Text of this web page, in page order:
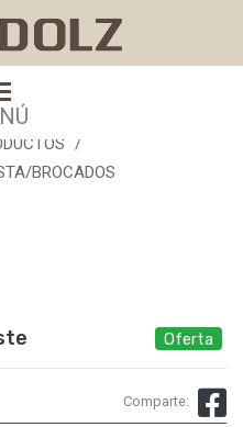
c.3 celeste
BROCADOS
Oferta
Comparte: